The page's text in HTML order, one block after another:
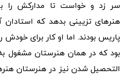
سر زد و خواست تا مدارکش را
هنرهای تزیینی بدهد که استادان
پاریس بودند. اما او کار برای خودش
بود که در همان هنرستان مشغول
التحصیل شدن نیز در هنرستان